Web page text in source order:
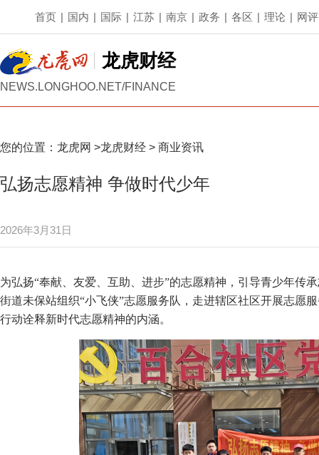
首页 | 国内 | 国际 | 江苏 | 南京 | 政务 | 各区 | 理论 | 网评
龙虎财经
NEWS.LONGHOO.NET/FINANCE
您的位置： 龙虎网 >龙虎财经 > 商业资讯
弘扬志愿精神 争做时代少年
2026年3月31日
为弘扬“奉献、友爱、互助、进步”的志愿精神，引导青少年传
街道未保站组织“小飞侠”志愿服务队，走进辖区社区开展志愿
行动诠释新时代志愿精神的内涵。